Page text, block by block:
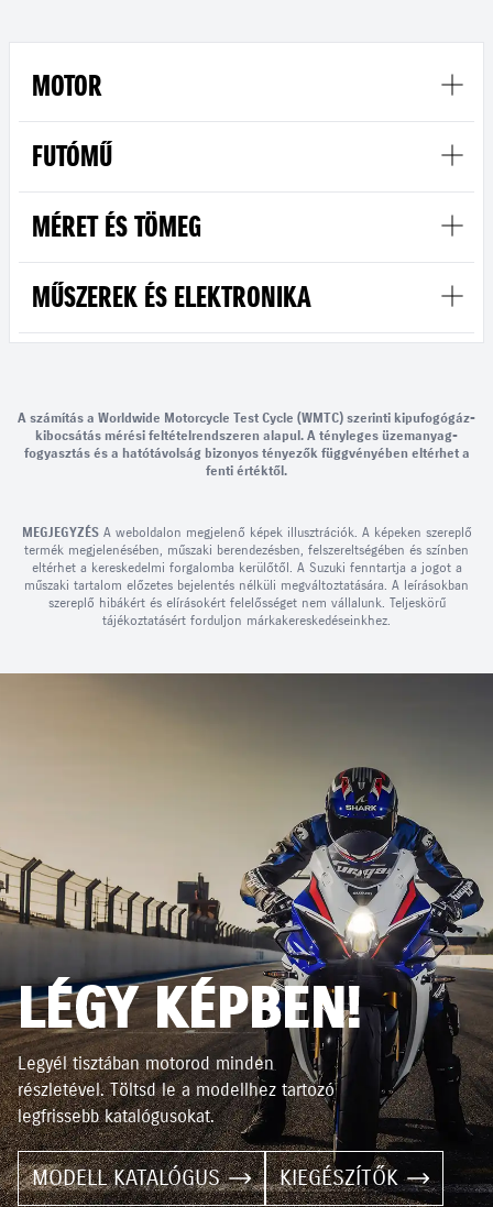
MOTOR
FUTÓMŰ
MÉRET ÉS TÖMEG
MŰSZEREK ÉS ELEKTRONIKA
A számítás a Worldwide Motorcycle Test Cycle (WMTC) szerinti kipufogógáz-
kibocsátás mérési feltételrendszeren alapul. A tényleges üzemanyag-
fogyasztás és a hatótávolság bizonyos tényezők függvényében eltérhet a
fenti értéktől.
MEGJEGYZÉSA weboldalon megjelenő képek illusztrációk. A képeken szereplő
termék megjelenésében, műszaki berendezésben, felszereltségében és színben
eltérhet a kereskedelmi forgalomba kerülőtől. A Suzuki fenntartja a jogot a
műszaki tartalom előzetes bejelentés nélküli megváltoztatására. A leírásokban
szereplő hibákért és elírásokért felelősséget nem vállalunk. Teljeskörű
tájékoztatásért forduljon márkakereskedéseinkhez.
LÉGY KÉPBEN!
Legyél tisztában motorod minden
részletével. Töltsd le a modellhez tartozó
legfrissebb katalógusokat.
MODELL KATALÓGUS KIEGÉSZÍTŐK